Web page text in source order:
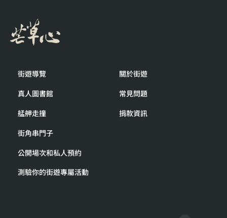
街遊導覽
真人圖書館
艋舺走撞
街角串門子
公開場次和私人預約
測驗你的街遊專屬活動
關於街遊
常見問題
捐款資訊